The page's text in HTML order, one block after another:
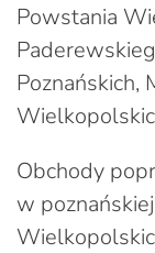
Powstania
Poznańskich,
Obchody
w